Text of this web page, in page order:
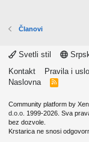
Članovi
Svetli stil
Kontakt
Pravila i
Naslovna
R
Community platform by
d.o.o. 1999-2026. Sva
bez dozvole.
Krstarica ne snosi